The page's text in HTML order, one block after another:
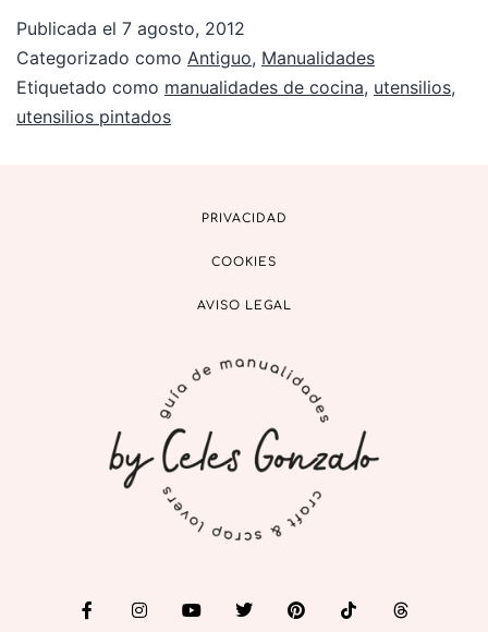
Publicada el 7 agosto, 2012
Categorizado como Antiguo, Manualidades
Etiquetado como manualidades de cocina, utensilios,
utensilios pintados
PRIVACIDAD
COOKIES
AVISO LEGAL